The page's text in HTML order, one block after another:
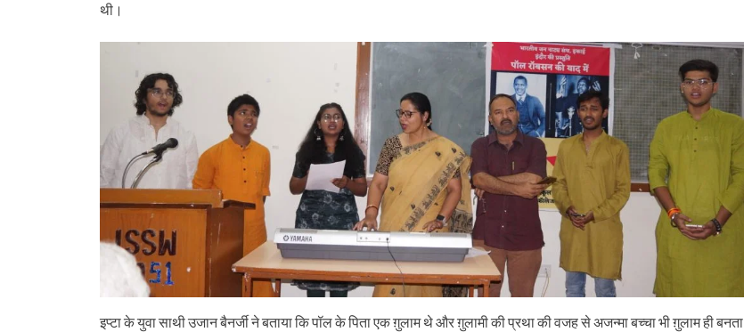
थी।
इप्टा के युवा साथी उजान बैनर्जी ने बताया कि पॉल के पिता एक ग़ुलाम थे और ग़ुलामी की प्रथा की वजह से अजन्मा बच्चा भी ग़ुलाम ही बनता